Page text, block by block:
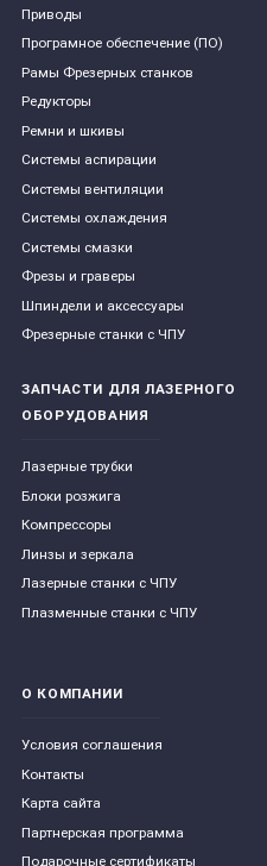
Приводы
Програмное обеспечение (ПО)
Рамы Фрезерных станков
Редукторы
Ремни и шкивы
Системы аспирации
Системы вентиляции
Системы охлаждения
Системы смазки
Фрезы и граверы
Шпиндели и аксессуары
Фрезерные станки с ЧПУ
ЗАПЧАСТИ ДЛЯ ЛАЗЕРНОГО
ОБОРУДОВАНИЯ
Лазерные трубки
Блоки розжига
Компрессоры
Линзы и зеркала
Лазерные станки с ЧПУ
Плазменные станки с ЧПУ
О КОМПАНИИ
Условия соглашения
Контакты
Карта сайта
Партнерская программа
Подарочные сертификаты